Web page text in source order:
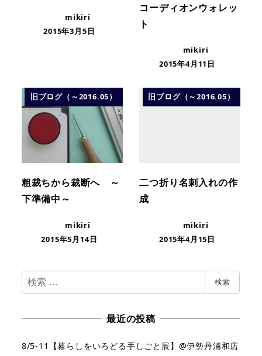
mikiri
2015年3月5日
コーディオンウォレッ
ト
mikiri
2015年4月11日
旧ブログ（～2016.05）
粗裁ちから裁断へ ～
下準備中～
mikiri
2015年5月14日
旧ブログ（～2016.05）
二つ折り名刺入れの作
成
mikiri
2015年4月15日
検
索
検索
最近の投稿
8/5-11【暮らしをいろどる手しごと展】@伊勢丹浦和店